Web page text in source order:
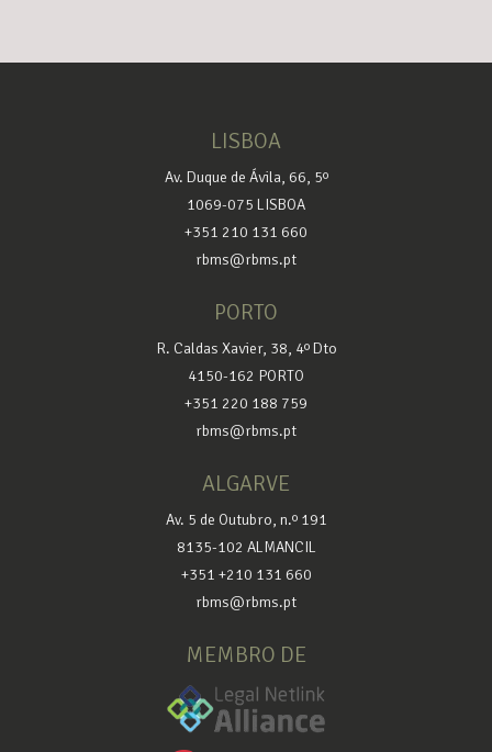
LISBOA
Av. Duque de Ávila, 66, 5º
1069-075 LISBOA
+351 210 131 660
rbms@rbms.pt
PORTO
R. Caldas Xavier, 38, 4º Dto
4150-162 PORTO
+351 220 188 759
rbms@rbms.pt
ALGARVE
Av. 5 de Outubro, n.º 191
8135-102 ALMANCIL
+351 +210 131 660
rbms@rbms.pt
MEMBRO DE